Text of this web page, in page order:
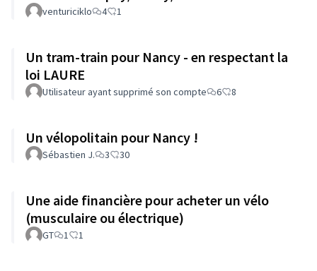
venturiciklo 4 1
Un tram-train pour Nancy - en respectant la
loi LAURE
Utilisateur ayant supprimé son compte 6 8
Un vélopolitain pour Nancy !
Sébastien J. 3 30
Une aide financière pour acheter un vélo
(musculaire ou électrique)
GT 1 1